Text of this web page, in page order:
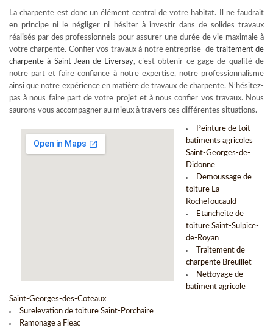
La charpente est donc un élément central de votre habitat. Il ne faudrait
en principe ni le négliger ni hésiter à investir dans de solides travaux
réalisés par des professionnels pour assurer une durée de vie maximale à
votre charpente. Confier vos travaux à notre entreprise de traitement de
charpente à Saint-Jean-de-Liversay, c’est obtenir ce gage de qualité de
notre part et faire confiance à notre expertise, notre professionnalisme
ainsi que notre expérience en matière de travaux de charpente. N’hésitez-
pas à nous faire part de votre projet et à nous confier vos travaux. Nous
saurons vous accompagner au mieux à travers ces différentes situations.
Peinture de toit
batiments agricoles
Saint-Georges-de-
Didonne
Demoussage de
toiture La
Rochefoucauld
Etancheite de
toiture Saint-Sulpice-
de-Royan
Traitement de
charpente Breuillet
Nettoyage de
batiment agricole
Saint-Georges-des-Coteaux
Surelevation de toiture Saint-Porchaire
Ramonage a Fleac